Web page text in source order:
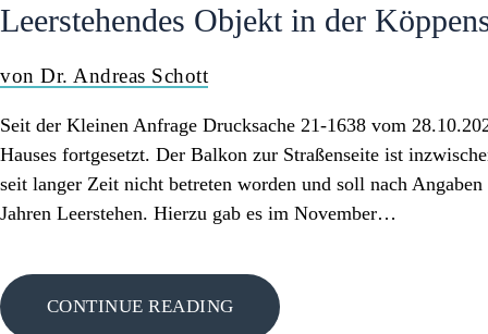
Leerstehendes Objekt in der
von Dr. Andreas Schott
Seit der Kleinen Anfrage Drucksache 21-1638 vom
Hauses fortgesetzt. Der Balkon zur Straßenseite ist
seit langer Zeit nicht betreten worden und soll nach
Jahren Leerstehen. Hierzu gab es im November…
CONTINUE READING